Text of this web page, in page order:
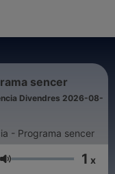
sencer
Divendres 2026-08-
- Programa sencer
Volumen 1 x